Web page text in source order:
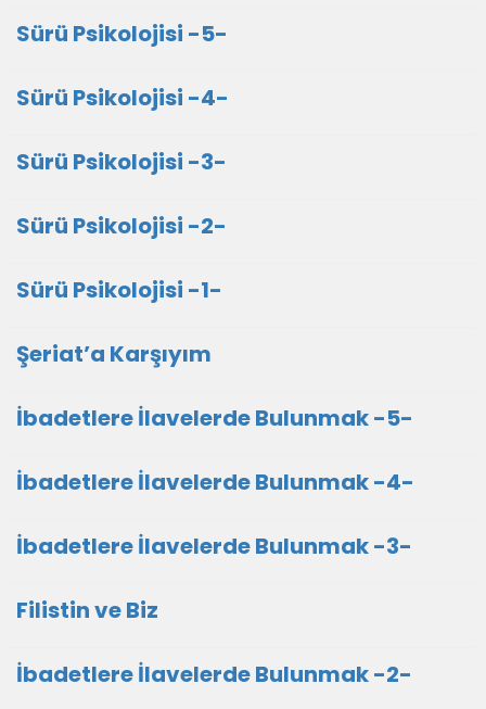
Sürü Psikolojisi -5-
Sürü Psikolojisi -4-
Sürü Psikolojisi -3-
Sürü Psikolojisi -2-
Sürü Psikolojisi -1-
Şeriat’a Karşıyım
İbadetlere İlavelerde Bulunmak -5-
İbadetlere İlavelerde Bulunmak -4-
İbadetlere İlavelerde Bulunmak -3-
Filistin ve Biz
İbadetlere İlavelerde Bulunmak -2-